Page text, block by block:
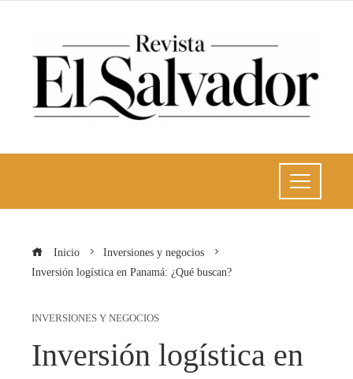
Inicio
Inversiones y negocios
Inversión logística en Panamá: ¿Qué buscan?
INVERSIONES Y NEGOCIOS
Inversión logística en